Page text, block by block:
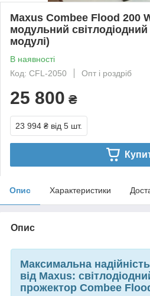
Maxus Combee Flood 200
модульний
модулі)
В наявності
Код: CFL-2050
Опт і роздріб
25 800 ₴
23 994 ₴ від 5 шт.
Опис Характеристики
Опис
Максимальна надійність
від Maxus:
прожектор Combee